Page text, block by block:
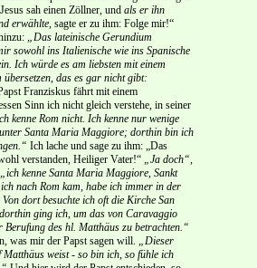
sah einen Zöllner, und als er ihn
erwählte, sagte er zu ihm: Folge mir!“
„Das lateinische Gerundium
sowohl ins Italienische wie ins Spanische
Ich würde es am liebsten mit einem
das es gar nicht gibt:
Franziskus fährt mit einem
Sinn ich nicht gleich verstehe, in seiner
kenne Rom nicht. Ich kenne nur wenige
Santa Maria Maggiore; dorthin bin ich
Ich lache und sage zu ihm: „Das
verstanden, Heiliger Vater!“ „Ja doch“,
„ich kenne Santa Maria Maggiore, Sankt
nach Rom kam, habe ich immer in der
dort besuchte ich oft die Kirche San
ging ich, um das von Caravaggio
Berufung des hl. Matthäus zu betrachten.“
was mir der Papst sagen will. „Dieser
weist - so bin ich, so fühle ich